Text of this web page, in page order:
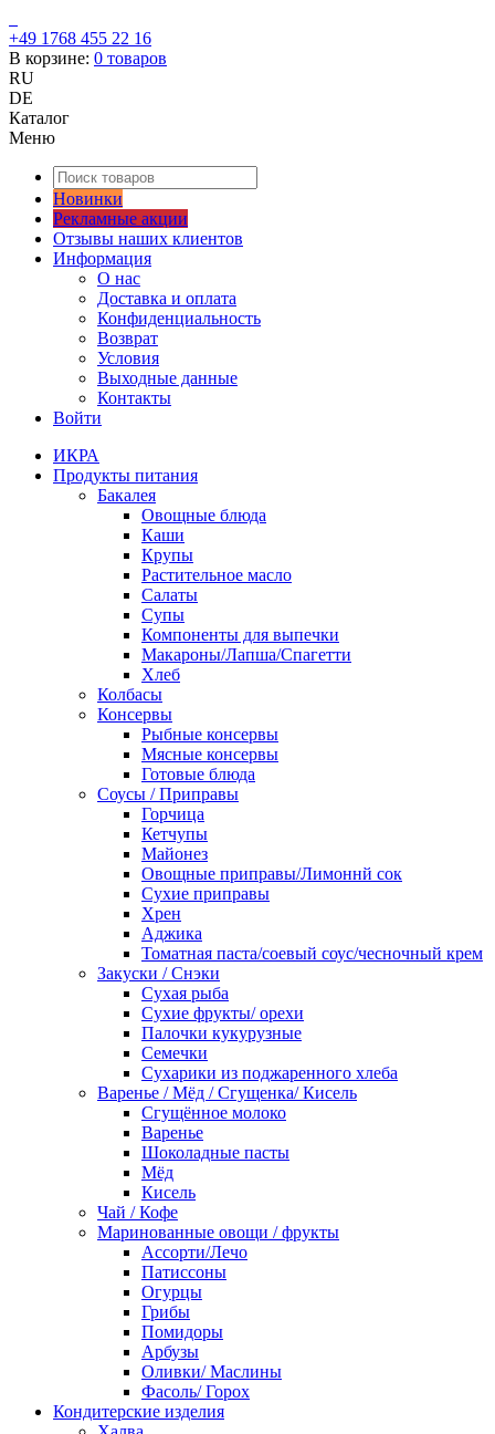
+49 1768 455 22 16
В корзине: 0 товаров
RU
DE
Каталог
Меню
Новинки
Рекламные акции
Отзывы наших клиентов
Информация
О нас
Доставка и оплата
Конфиденциальность
Возврат
Условия
Выходные данные
Контакты
Войти
ИКРА
Продукты питания
Бакалея
Овощные блюда
Каши
Крупы
Растительное масло
Салаты
Супы
Компоненты для выпечки
Макароны/Лапша/Спагетти
Хлеб
Колбасы
Консервы
Рыбные консервы
Мясные консервы
Готовые блюда
Соусы / Приправы
Горчица
Кетчупы
Майонез
Овощные приправы/Лимоннй сок
Сухие приправы
Хрен
Аджика
Томатная паста/соевый соус/чесночный крем
Закуски / Снэки
Сухая рыба
Сухие фрукты/ орехи
Палочки кукурузные
Семечки
Сухарики из поджаренного хлеба
Варенье / Мёд / Сгущенка/ Кисель
Сгущённое молоко
Варенье
Шоколадные пасты
Мёд
Кисель
Чай / Кофе
Маринованные овощи / фрукты
Ассорти/Лечо
Патиссоны
Огурцы
Грибы
Помидоры
Арбузы
Оливки/ Маслины
Фасоль/ Горох
Кондитерские изделия